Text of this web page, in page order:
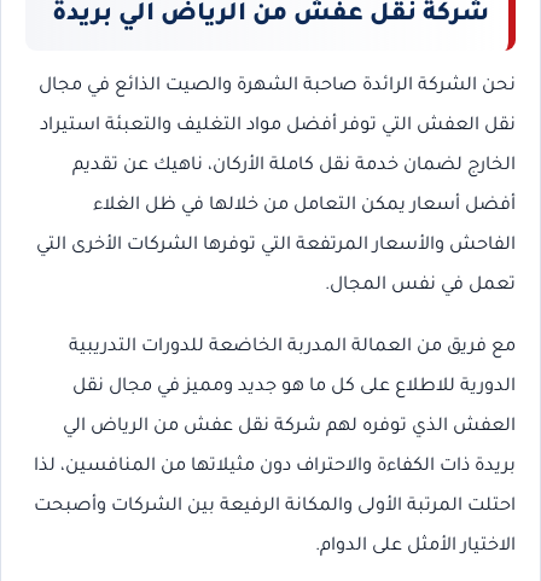
شركة نقل عفش من الرياض الي بريدة
نحن الشركة الرائدة صاحبة الشهرة والصيت الذائع في مجال
نقل العفش التي توفر أفضل مواد التغليف والتعبئة استيراد
الخارج لضمان خدمة نقل كاملة الأركان، ناهيك عن تقديم
أفضل أسعار يمكن التعامل من خلالها في ظل الغلاء
الفاحش والأسعار المرتفعة التي توفرها الشركات الأخرى التي
تعمل في نفس المجال.
مع فريق من العمالة المدربة الخاضعة للدورات التدريبية
الدورية للاطلاع على كل ما هو جديد ومميز في مجال نقل
العفش الذي توفره لهم شركة نقل عفش من الرياض الي
بريدة ذات الكفاءة والاحتراف دون مثيلاتها من المنافسين، لذا
احتلت المرتبة الأولى والمكانة الرفيعة بين الشركات وأصبحت
الاختيار الأمثل على الدوام.